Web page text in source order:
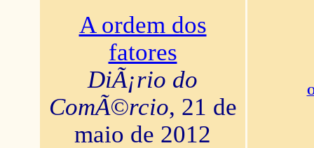
A ordem dos
fatores
DiÃ¡rio do
ComÃ©rcio, 21 de
maio de 2012